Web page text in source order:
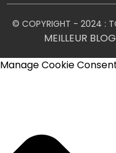
© COPYRIGHT - 2024 :
MEILLEUR BLOG
Manage Cookie